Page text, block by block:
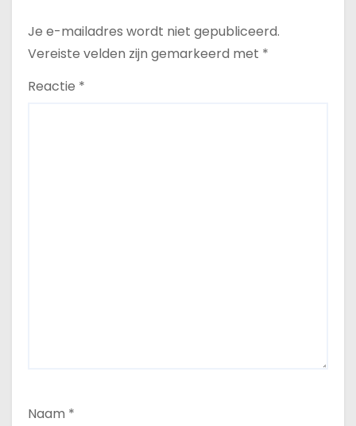
Je e-mailadres wordt niet gepubliceerd.
Vereiste velden zijn gemarkeerd met *
Reactie *
Naam *